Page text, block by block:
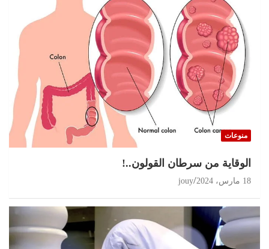
منوعات
الوقاية من سرطان القولون..!
18 مارس، 2024 jouy